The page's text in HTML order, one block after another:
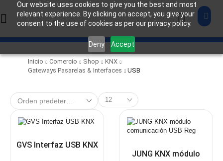
Our website uses cookies to give you the best and most
relevant experience. By clicking on accept, you give your
consent to the use of cookies as per our privacy policy.
Deny Accept
Inicio Comercio Shop
KNX
Gateways Pasarelas & Interfaces
USB
GVS Interfaz USB KNX
JUNG KNX módulo